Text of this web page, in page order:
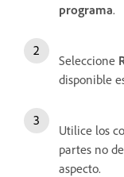
programa.
Seleccione
disponible
Utilice los
partes no
aspecto.